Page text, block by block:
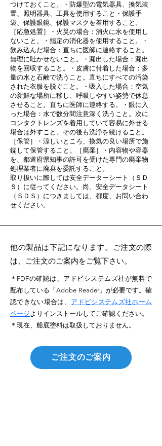
つけておくこと。・防爆型の電気器具、換気装
置、照明器具、工具を使用すること ・保護手
袋、保護眼鏡、保護マスクを着用すること。
［応急処置］・火災の場合：消火に水を使用し
ないこと。・指定の消化器を使用すること。・
飲み込んだ場合：直ちに医師に連絡すること。
無理に吐かせないこと。・漏出した場合：漏出
物を回収すること。・皮膚に付着した場合：多
量の水と石鹸で洗うこと。直ちにすべての汚染
された衣服を脱ぐこと。・吸入した場合：空気
の新鮮な場所に移し、呼吸しやすい姿勢で休息
させること。直ちに医師に連絡する。・眼に入
った場合：水で数分間注意深く洗うこと。次に
コンタクトレンズを着用していて容易に外せる
場合は外すこと。その後も洗浄を続けること。
［保管］・涼しいところ、換気の良い場所で施
錠して保管すること。［ 廃棄］・内容物や容器
を、都道府県知事の許可を受けた専門の廃棄物
処理業者に廃棄を委託すること。
取り扱いに際しては安全データーシート（ＳＤ
Ｓ）に従ってください。尚、安全データシート
（ＳＤＳ）につきましては、都度、お問い合わ
せください。
他の製品は下記になります。ご注文の際
は、
ご注文のご案内をご覧下さい。
＊PDFの確認は、アドビシステムズ社が無料で
配布している「Adobe Reader」が必要です。確
認できない場合は、 アドビシステムズ社ホーム
ページよりインストールしてご確認ください。
＊現在、船底塗料は取扱しておりません。
ご注文のご案内